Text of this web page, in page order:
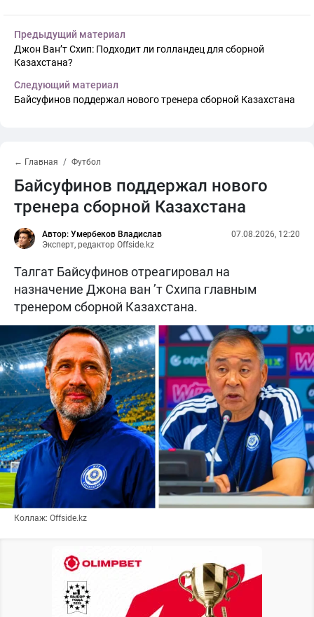
Предыдущий материал
Джон Ван’т Схип: Подходит ли голландец для сборной
Казахстана?
Следующий материал
Байсуфинов поддержал нового тренера сборной Казахстана
← Главная Футбол
Байсуфинов поддержал нового
тренера сборной Казахстана
Автор: Умербеков Владислав
Эксперт, редактор Offside.kz
07.08.2026, 12:20
Талгат Байсуфинов отреагировал на
назначение Джона ван ’т Схипа главным
тренером сборной Казахстана.
Коллаж: Offside.kz